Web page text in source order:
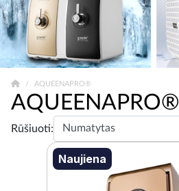
AQUEENAPRO®
AQUEENAPRO®
Rūšiuoti:
Naujiena